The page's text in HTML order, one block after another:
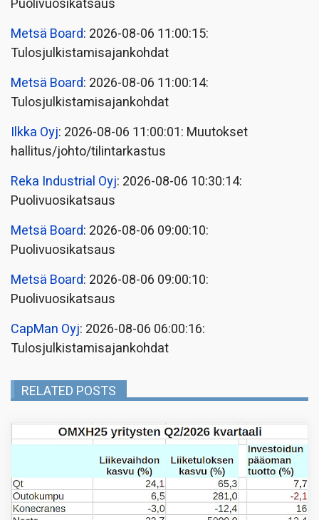
Puolivuosikatsaus
Metsä Board: 2026-08-06 11:00:15:
Tulosjulkistamisajankohdat
Metsä Board: 2026-08-06 11:00:14:
Tulosjulkistamisajankohdat
Ilkka Oyj: 2026-08-06 11:00:01: Muutokset
hallitus/johto/tilintarkastus
Reka Industrial Oyj: 2026-08-06 10:30:14:
Puolivuosikatsaus
Metsä Board: 2026-08-06 09:00:10:
Puolivuosikatsaus
Metsä Board: 2026-08-06 09:00:10:
Puolivuosikatsaus
CapMan Oyj: 2026-08-06 06:00:16:
Tulosjulkistamisajankohdat
RELATED POSTS